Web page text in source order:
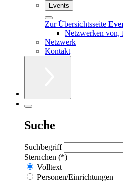
Events
Zur Übersichtsseite
Netzwerken
Netzwerk
Kontakt
Suche
Suchbegriff
Sternchen (*)
Volltext
Personen/Einrichtungen